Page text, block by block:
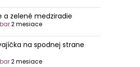
a zelené medziradie
2 mesiace
na spodnej strane
2 mesiace